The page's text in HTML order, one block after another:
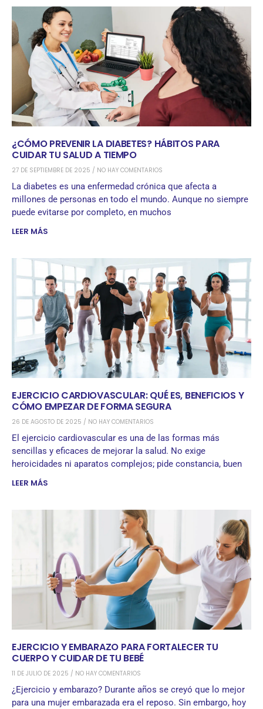
¿CÓMO PREVENIR LA DIABETES? HÁBITOS PARA
CUIDAR TU SALUD A TIEMPO
27 DE SEPTIEMBRE DE 2025 NO HAY COMENTARIOS
La diabetes es una enfermedad crónica que afecta a
millones de personas en todo el mundo. Aunque no siempre
puede evitarse por completo, en muchos
LEER MÁS
EJERCICIO CARDIOVASCULAR: QUÉ ES, BENEFICIOS Y
CÓMO EMPEZAR DE FORMA SEGURA
26 DE AGOSTO DE 2025 NO HAY COMENTARIOS
El ejercicio cardiovascular es una de las formas más
sencillas y eficaces de mejorar la salud. No exige
heroicidades ni aparatos complejos; pide constancia, buen
LEER MÁS
EJERCICIO Y EMBARAZO PARA FORTALECER TU
CUERPO Y CUIDAR DE TU BEBÉ
11 DE JULIO DE 2025 NO HAY COMENTARIOS
¿Ejercicio y embarazo? Durante años se creyó que lo mejor
para una mujer embarazada era el reposo. Sin embargo, hoy